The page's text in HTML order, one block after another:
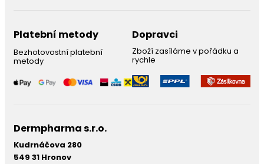
Platební metody
Bezhotovostní platební
metody
Dopravci
Zboží zasíláme v pořádku a
rychle
Dermpharma s.r.o.
Kudrnáčova 280
549 31 Hronov